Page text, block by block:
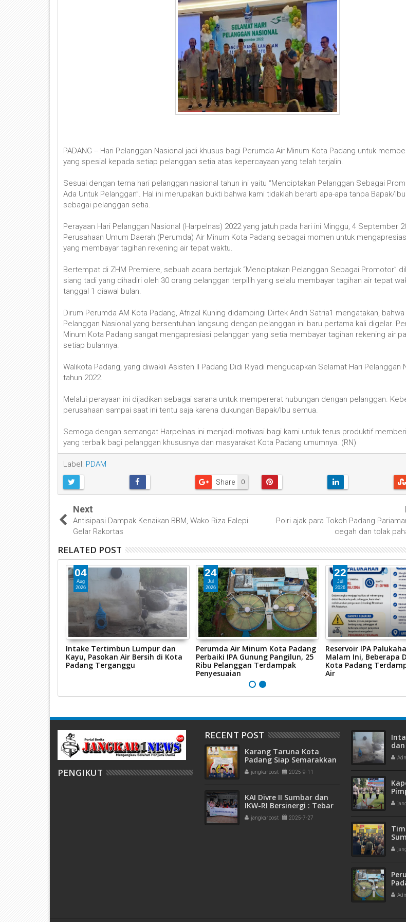
PADANG -- Hari Pelanggan Nasional jadi khusus bagi Perumda Air Minum Kota Padang untuk
yang spesial kepada setiap pelanggan setia atas kepercayaan yang telah terjalin.
Sesuai dengan tema hari pelanggan nasional tahun ini yaitu “Menciptakan Pelanggan Sebagai
Ada Untuk Pelanggan”. Hal ini merupakan bukti bahwa kami tidaklah berarti apa-apa tanpa Bapak/
sebagai pelanggan setia.
Perayaan Hari Pelanggan Nasional (Harpelnas) 2022 yang jatuh pada hari ini Minggu, 4 September
Perusahaan Umum Daerah (Perumda) Air Minum Kota Padang sebagai momen untuk
yang membayar tagihan rekening air tepat waktu.
Bertempat di ZHM Premiere, sebuah acara bertajuk “Menciptakan Pelanggan Sebagai Promotor”
siang tadi yang dihadiri oleh 30 orang pelanggan terpilih yang selalu membayar tagihan air tepat
tanggal 1 diawal bulan.
Dirum Perumda AM Kota Padang, Afrizal Kuning didampingi Dirtek Andri Satria1 mengatakan,
Pelanggan Nasional yang bersentuhan langsung dengan pelanggan ini baru pertama kali digelar.
Minum Kota Padang sangat mengapresiasi pelanggan yang setia membayar tagihan rekening air
setiap bulannya.
Walikota Padang, yang diwakili Asisten II Padang Didi Riyadi mengucapkan Selamat Hari Pelanggan
tahun 2022.
Melalui perayaan ini dijadikan sebagai sarana untuk mempererat hubungan dengan pelanggan.
perusahaan sampai saat ini tentu saja karena dukungan Bapak/lbu semua.
Semoga dengan semangat Harpelnas ini menjadi motivasi bagi kami untuk terus produktif
yang terbaik bagi pelanggan khususnya dan masyarakat Kota Padang umumnya. (RN)
Label: PDAM
0
Share
Next
Antisipasi Dampak Kenaikan BBM, Wako Riza Falepi
Gelar Rakortas
Polri ajak para Tokoh Padang
cegah dan tolak
RELATED POST
04
Aug
2026
Intake Tertimbun Lumpur dan
Kayu, Pasokan Air Bersih di Kota
Padang Terganggu
24
Jul
2026
Perumda Air Minum Kota Padang
Perbaiki IPA Gunung Pangilun, 25
Ribu Pelanggan Terdampak
Penyesuaian
22
Jul
2026
Reservoir IPA
Malam Ini, Beberapa
Kota Padang
Air
PENGIKUT
RECENT POST
Karang Taruna Kota
Padang Siap Semarakkan
HUT ke-65 : Dari
Lapangan Hijau hingga
jangkarpost 2025-9-11
KAI Divre II Sumbar dan
IKW-RI Bersinergi : Tebar
Kepedulian Sosial Untuk
Panti Asuhan
jangkarpost 2025-7-27